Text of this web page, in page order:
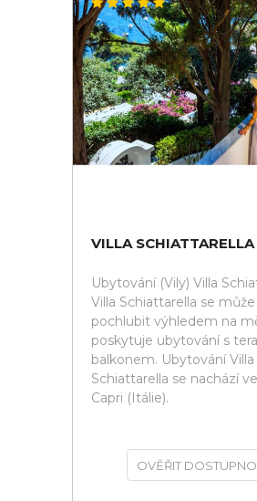
VILLA SCHIATTARELLA
Ubytování (Vily) Villa
Villa Schiattarella se může
pochlubit výhledem na
poskytuje ubytování s
balkonem. Ubytování Villa
Schiattarella se nachází
Capri (Itálie).
OVĚŘIT